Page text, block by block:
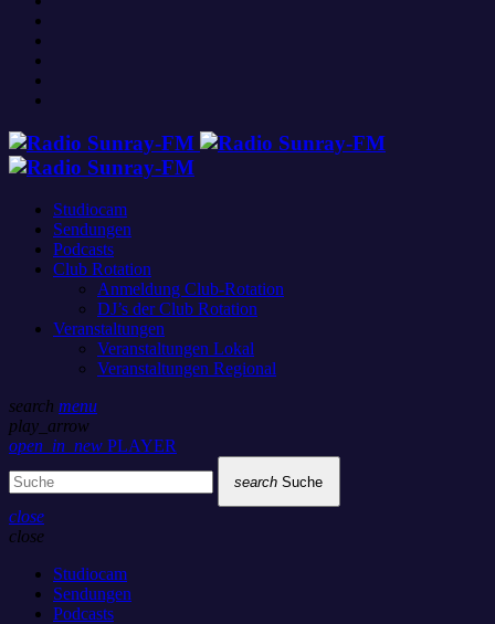
Studiocam
Sendungen
Podcasts
Club Rotation
Anmeldung Club-Rotation
DJ’s der Club Rotation
Veranstaltungen
Veranstaltungen Lokal
Veranstaltungen Regional
search menu
play_arrow
open_in_new PLAYER
search Suche
close
close
Studiocam
Sendungen
Podcasts